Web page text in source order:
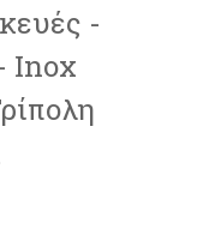
-
Inox